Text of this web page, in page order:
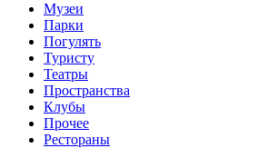
Музеи
Парки
Погулять
Туристу
Театры
Пространства
Клубы
Прочее
Рестораны